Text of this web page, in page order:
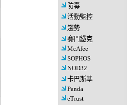
防毒
活動監控
趨勢
賽門鐵克
McAfee
SOPHOS
NOD32
卡巴斯基
Panda
eTrust